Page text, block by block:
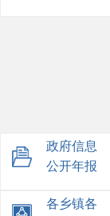
政府信息
公开年报
各乡镇各